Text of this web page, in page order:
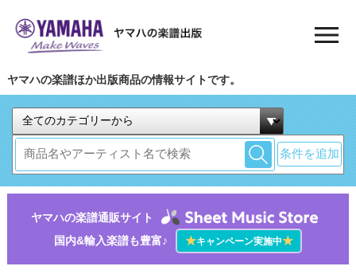
ヤマハの楽譜ほか出版商品の情報サイトです。
条件を追加
ヤマハの楽譜通販サイト
国内&輸入楽譜も豊富♪
★キャンペーン実施中★